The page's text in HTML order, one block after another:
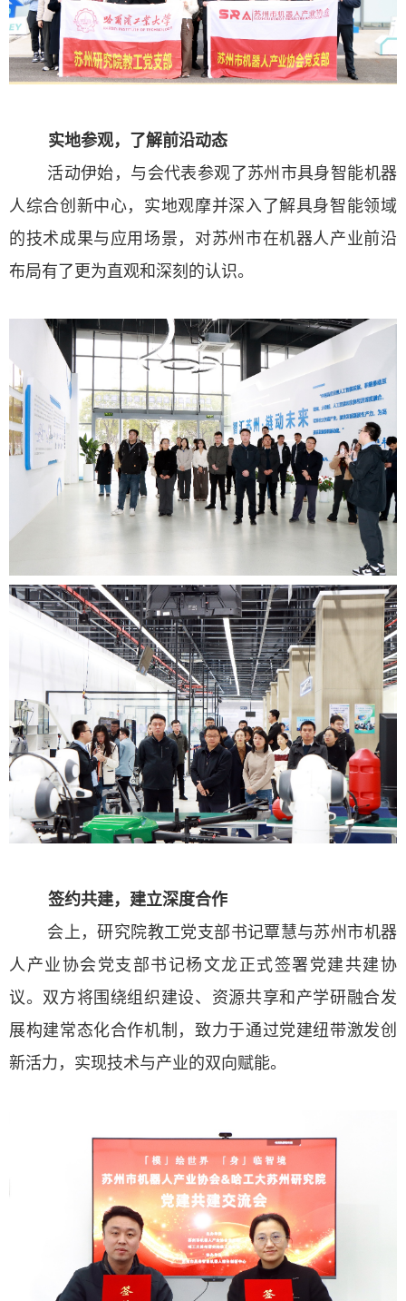
实地参观，了解前沿动态
活动伊始，与会代表参观了苏州市具身智能机器
人综合创新中心，实地观摩并深入了解具身智能领域
的技术成果与应用场景，对苏州市在机器人产业前沿
布局有了更为直观和深刻的认识。
签约共建，建立深度合作
会上，研究院教工党支部书记覃慧与苏州市机器
人产业协会党支部书记杨文龙正式签署党建共建协
议。双方将围绕组织建设、资源共享和产学研融合发
展构建常态化合作机制，致力于通过党建纽带激发创
新活力，实现技术与产业的双向赋能。